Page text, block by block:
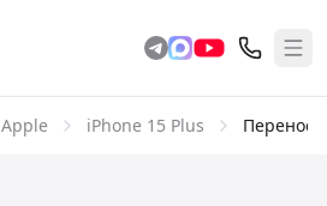
Apple iPhone 15 Plus Перенос